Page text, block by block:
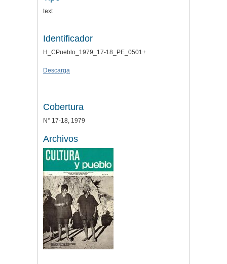
text
Identificador
H_CPueblo_1979_17-18_PE_0501+
Descarga
Cobertura
N° 17-18, 1979
Archivos